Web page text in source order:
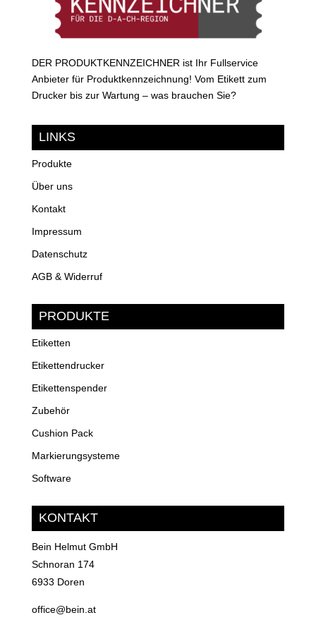
DER PRODUKTKENNZEICHNER ist Ihr Fullservice
Anbieter für Produktkennzeichnung! Vom Etikett zum
Drucker bis zur Wartung – was brauchen Sie?
LINKS
Produkte
Über uns
Kontakt
Impressum
Datenschutz
AGB & Widerruf
PRODUKTE
Etiketten
Etikettendrucker
Etikettenspender
Zubehör
Cushion Pack
Markierungsysteme
Software
KONTAKT
Bein Helmut GmbH
Schnoran 174
6933 Doren
office@bein.at